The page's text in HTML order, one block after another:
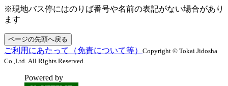
※現地バス停にはのりば番号や名前の表記がない場合があり
ます
ページの先頭へ戻る
ご利用にあたって（免責について等） Copyright © Tokai Jidosha
Co.,Ltd. All Rights Reserved.
Powered by